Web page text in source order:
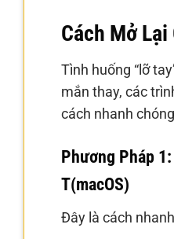
Cách Mở
Tình huống “lỡ
mắn thay, các
cách nhanh
Phương Pháp
T(macOS)
Đây là cách